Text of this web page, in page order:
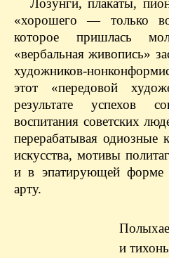
Лозунги, плакаты,
«хорошего — только
которое пришлась
«вербальная живопись»
художников-
этот «передовой
результате успехов
воспитания советских
перерабатывая одиозные
искусства, мотивы
и в эпатирующей форме
арту.
и